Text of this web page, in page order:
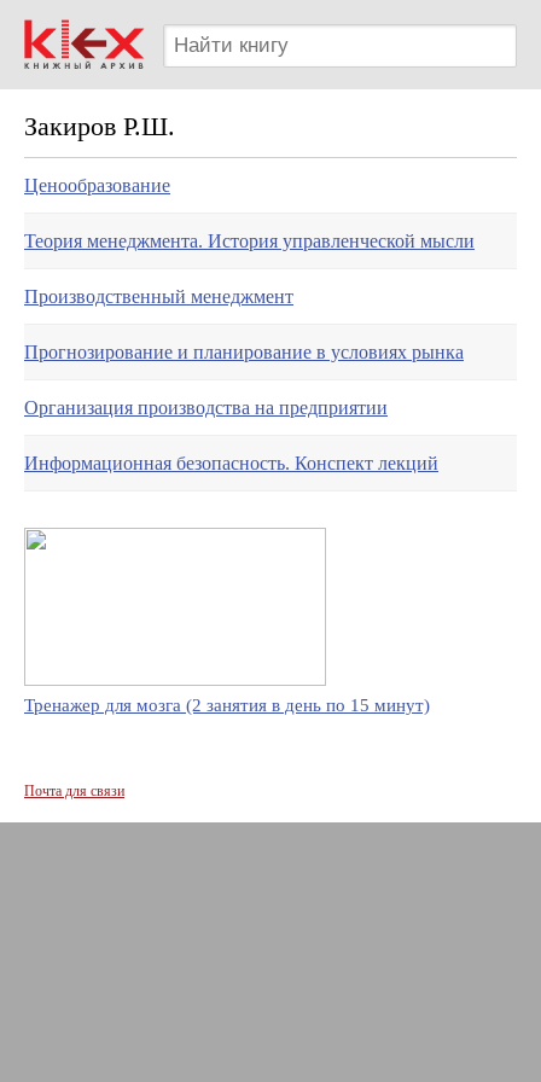
Закиров Р.Ш.
Ценообразование
Теория менеджмента. История управленческой мысли
Производственный менеджмент
Прогнозирование и планирование в условиях рынка
Организация производства на предприятии
Информационная безопасность. Конспект лекций
Тренажер для мозга (2 занятия в день по 15 минут)
Почта для связи